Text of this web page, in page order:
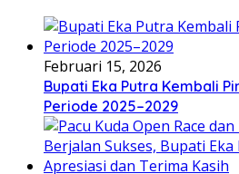
Februari 15, 2026
Bupati Eka Putra Kembali
Periode 2025–2029